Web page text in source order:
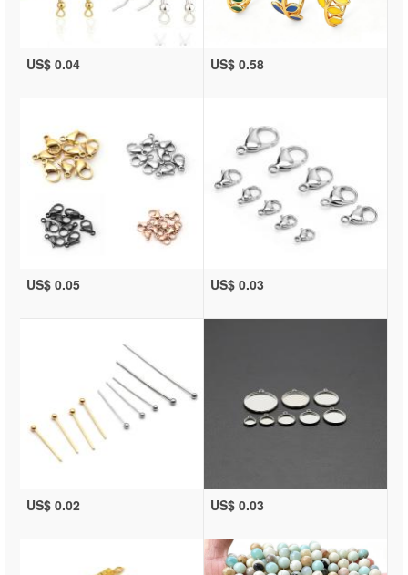
US$ 0.04 US$ 0.58
US$ 0.05 US$ 0.03
US$ 0.02 US$ 0.03